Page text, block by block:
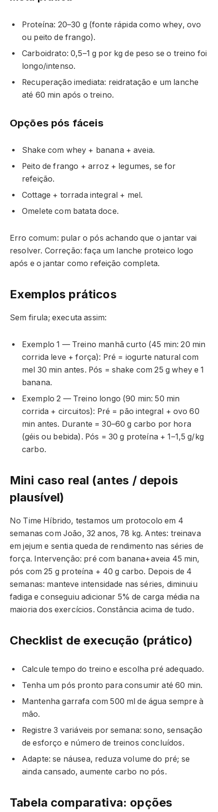
Proteína: 20–30 g (fonte rápida como whey, ovo
ou peito de frango).
Carboidrato: 0,5–1 g por kg de peso se o treino foi
longo/intenso.
Recuperação imediata: reidratação e um lanche
até 60 min após o treino.
Opções pós fáceis
Shake com whey + banana + aveia.
Peito de frango + arroz + legumes, se for
refeição.
Cottage + torrada integral + mel.
Omelete com batata doce.
Erro comum: pular o pós achando que o jantar vai
resolver. Correção: faça um lanche proteico logo
após e o jantar como refeição completa.
Exemplos práticos
Sem firula; executa assim:
Exemplo 1 — Treino manhã curto (45 min: 20 min
corrida leve + força): Pré = iogurte natural com
mel 30 min antes. Pós = shake com 25 g whey e 1
banana.
Exemplo 2 — Treino longo (90 min: 50 min
corrida + circuitos): Pré = pão integral + ovo 60
min antes. Durante = 30–60 g carbo por hora
(géis ou bebida). Pós = 30 g proteína + 1–1,5 g/kg
carbo.
Mini caso real (antes / depois
plausível)
No Time Híbrido, testamos um protocolo em 4
semanas com João, 32 anos, 78 kg. Antes: treinava
em jejum e sentia queda de rendimento nas séries de
força. Intervenção: pré com banana+aveia 45 min,
pós com 25 g proteína + 40 g carbo. Depois de 4
semanas: manteve intensidade nas séries, diminuiu
fadiga e conseguiu adicionar 5% de carga média na
maioria dos exercícios. Constância acima de tudo.
Checklist de execução (prático)
Calcule tempo do treino e escolha pré adequado.
Tenha um pós pronto para consumir até 60 min.
Mantenha garrafa com 500 ml de água sempre à
mão.
Registre 3 variáveis por semana: sono, sensação
de esforço e número de treinos concluídos.
Adapte: se náusea, reduza volume do pré; se
ainda cansado, aumente carbo no pós.
Tabela comparativa: opções